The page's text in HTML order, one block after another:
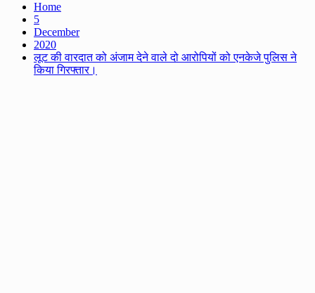
Home
5
December
2020
लूट की वारदात को अंजाम देने वाले दो आरोपियों को एनकेजे पुलिस ने
किया गिरफ्तार।